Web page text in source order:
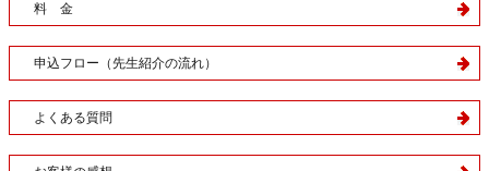
料 金
申込フロー（先生紹介の流れ）
よくある質問